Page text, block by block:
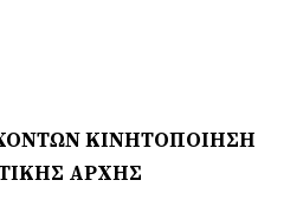
ΚΙΝΗΤΟΠΟΙΗΣΗ
ΑΡΧΗΣ